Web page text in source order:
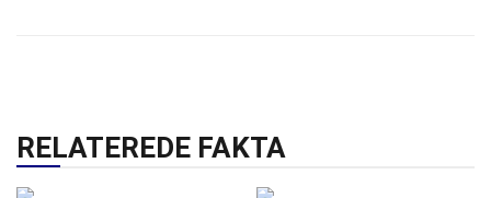
RELATEREDE FAKTA